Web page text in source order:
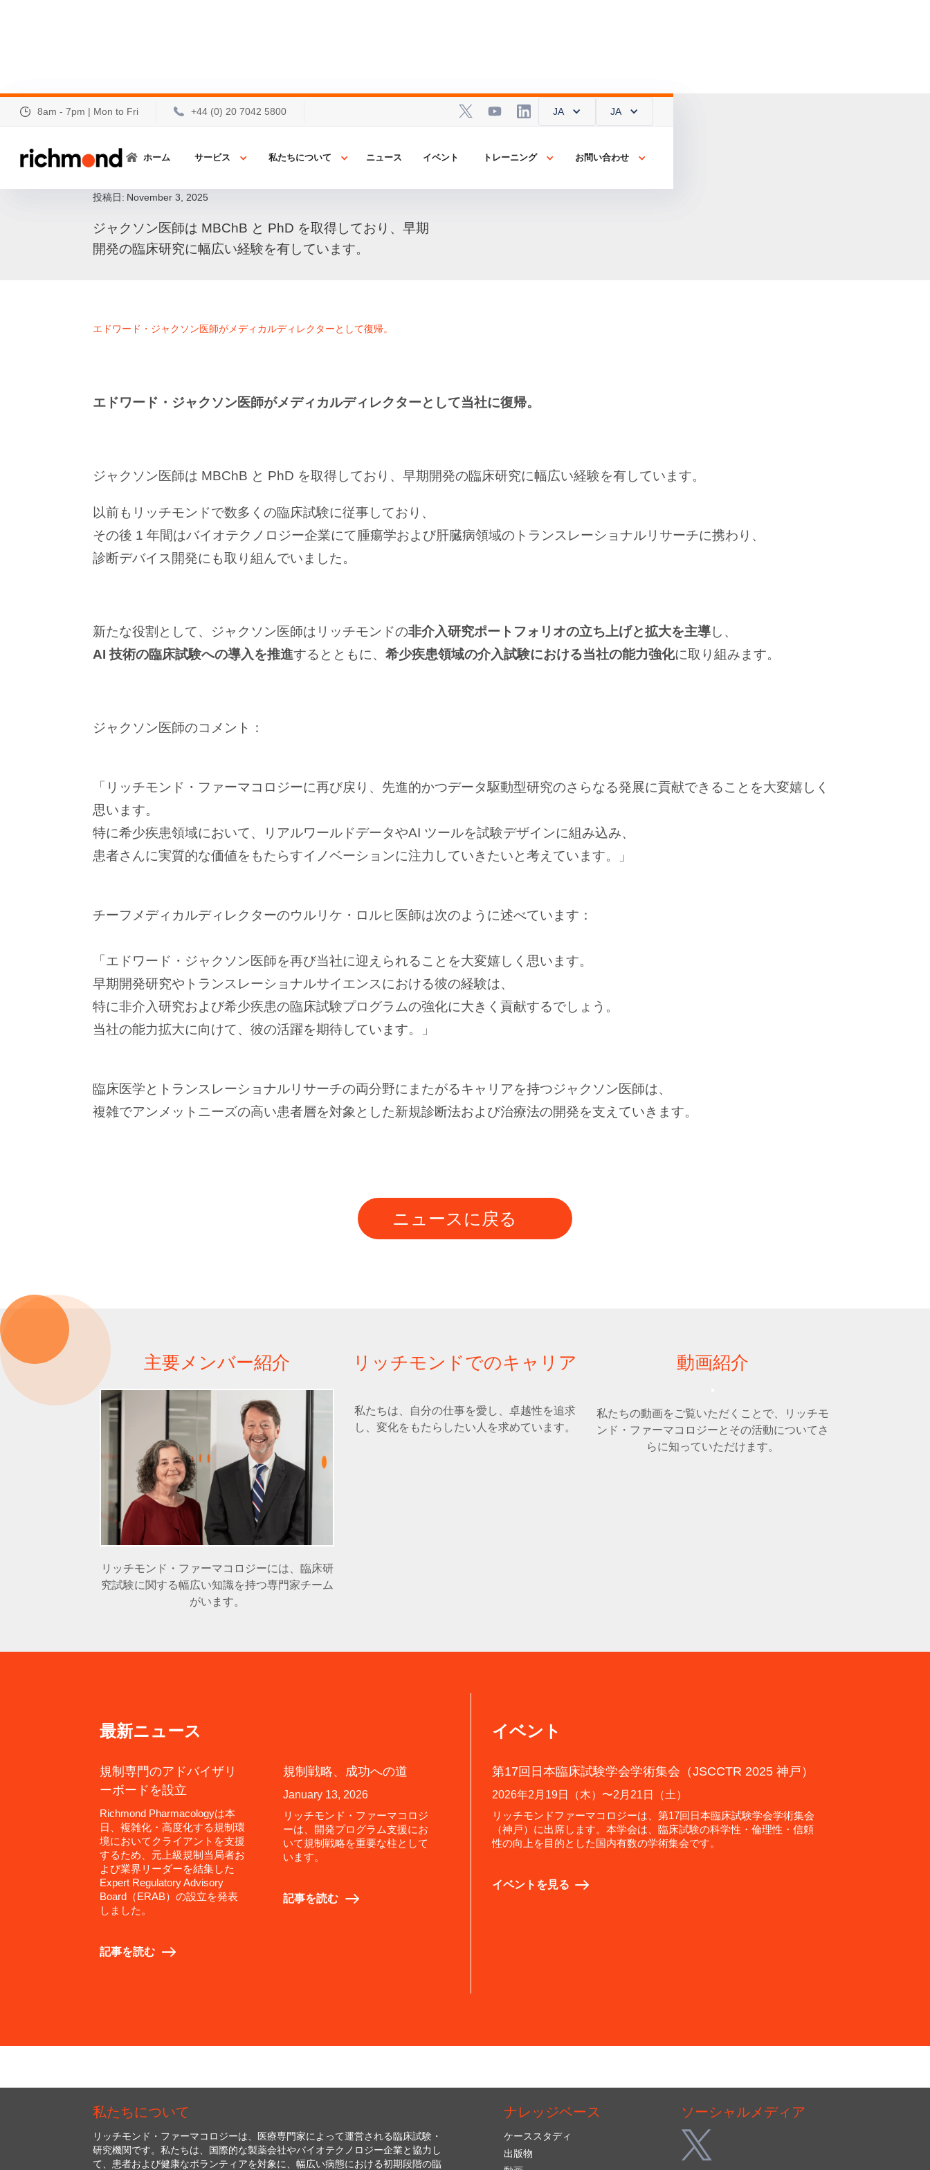
8am - 7pm | Mon to Fri +44 (0) 20 7042 5800 JA JA
ホーム サービス 私たちについて ニュース イベント トレーニング お問い合わせ
8am - 7pm | Mon to Fri +44 (0) 20 7042 5800 JA JA
ホーム サービス 私たちについて ニュース イベント トレーニング お問い合わせ
エドワード・ジャクソン医師がメデ
ィカルディレクターとして復帰。
投稿日: November 3, 2025
ジャクソン医師は MBChB と PhD を取得しており、早期
開発の臨床研究に幅広い経験を有しています。
エドワード・ジャクソン医師がメディカルディレクターとして復帰。
エドワード・ジャクソン医師がメディカルディレクターとして当社に復帰。
ジャクソン医師は MBChB と PhD を取得しており、早期開発の臨床研究に幅広い経験を有しています。
以前もリッチモンドで数多くの臨床試験に従事しており、
その後 1 年間はバイオテクノロジー企業にて腫瘍学および肝臓病領域のトランスレーショナルリサーチに携わり、
診断デバイス開発にも取り組んでいました。
新たな役割として、ジャクソン医師はリッチモンドの非介入研究ポートフォリオの立ち上げと拡大を主導し、
AI 技術の臨床試験への導入を推進するとともに、希少疾患領域の介入試験における当社の能力強化に取り組みます。
ジャクソン医師のコメント：
「リッチモンド・ファーマコロジーに再び戻り、先進的かつデータ駆動型研究のさらなる発展に貢献できることを大変嬉しく
思います。
特に希少疾患領域において、リアルワールドデータやAI ツールを試験デザインに組み込み、
患者さんに実質的な価値をもたらすイノベーションに注力していきたいと考えています。」
チーフメディカルディレクターのウルリケ・ロルヒ医師は次のように述べています：
「エドワード・ジャクソン医師を再び当社に迎えられることを大変嬉しく思います。
早期開発研究やトランスレーショナルサイエンスにおける彼の経験は、
特に非介入研究および希少疾患の臨床試験プログラムの強化に大きく貢献するでしょう。
当社の能力拡大に向けて、彼の活躍を期待しています。」
臨床医学とトランスレーショナルリサーチの両分野にまたがるキャリアを持つジャクソン医師は、
複雑でアンメットニーズの高い患者層を対象とした新規診断法および治療法の開発を支えていきます。
ニュースに戻る
主要メンバー紹介
リッチモンド・ファーマコロジーには、臨床研
究試験に関する幅広い知識を持つ専門家チーム
がいます。
リッチモンドでのキャリア
私たちは、自分の仕事を愛し、卓越性を追求
し、変化をもたらしたい人を求めています。
動画紹介
私たちの動画をご覧いただくことで、リッチモ
ンド・ファーマコロジーとその活動についてさ
らに知っていただけます。
最新ニュース
規制専門のアドバイザリ
ーボードを設立
Richmond Pharmacologyは本
日、複雑化・高度化する規制環
境においてクライアントを支援
するため、元上級規制当局者お
よび業界リーダーを結集した
Expert Regulatory Advisory
Board（ERAB）の設立を発表
しました。
記事を読む
規制戦略、成功への道
January 13, 2026
リッチモンド・ファーマコロジ
ーは、開発プログラム支援にお
いて規制戦略を重要な柱として
います。
記事を読む
イベント
第17回日本臨床試験学会学術集会（JSCCTR 2025 神戸）
2026年2月19日（木）〜2月21日（土）
リッチモンドファーマコロジーは、第17回日本臨床試験学会学術集会
（神戸）に出席します。本学会は、臨床試験の科学性・倫理性・信頼
性の向上を目的とした国内有数の学術集会です。
イベントを見る
私たちについて
リッチモンド・ファーマコロジーは、医療専門家によって運営される臨床試験・
研究機関です。私たちは、国際的な製薬会社やバイオテクノロジー企業と協力し
て、患者および健康なボランティアを対象に、幅広い病態における初期段階の臨
ナレッジベース
ケーススタディ
出版物
ソーシャルメディア